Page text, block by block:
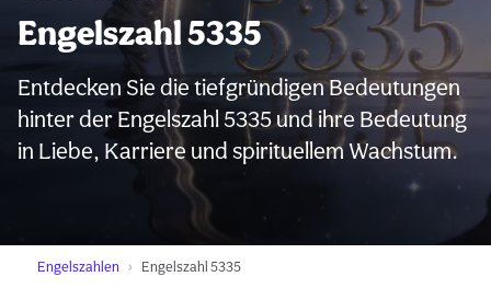
Engelszahl 5335
Entdecken Sie die tiefgründigen Bedeutungen
hinter der Engelszahl 5335 und ihre Bedeutung
in Liebe, Karriere und spirituellem Wachstum.
Engelszahlen Engelszahl 5335